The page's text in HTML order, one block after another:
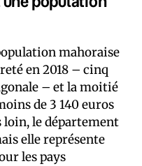
mahoraise
en 2018 – cinq
– et la moitié
de 3 140 euros
loin, le département
elle représente
les pays